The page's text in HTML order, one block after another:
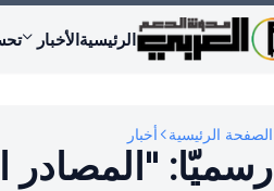
الرئيسيةالأخبار
الصفحة الرئيسية أخبار
رسميّا: